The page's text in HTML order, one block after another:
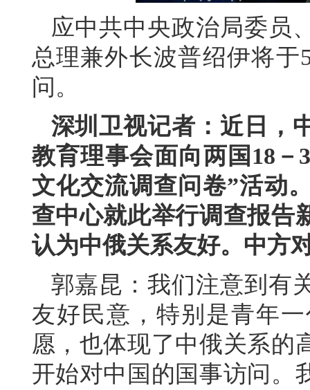
应中共中央政治局委员
总理兼外长波普绍伊将于
问。
深圳卫视记者：近日，
教育理事会面向两国18
文化交流调查问卷”活动
查中心就此举行调查报告
认为中俄关系友好。中方
郭嘉昆：我们注意到有
友好民意，特别是青年
愿，也体现了中俄关系的
开始对中国的国事访问。